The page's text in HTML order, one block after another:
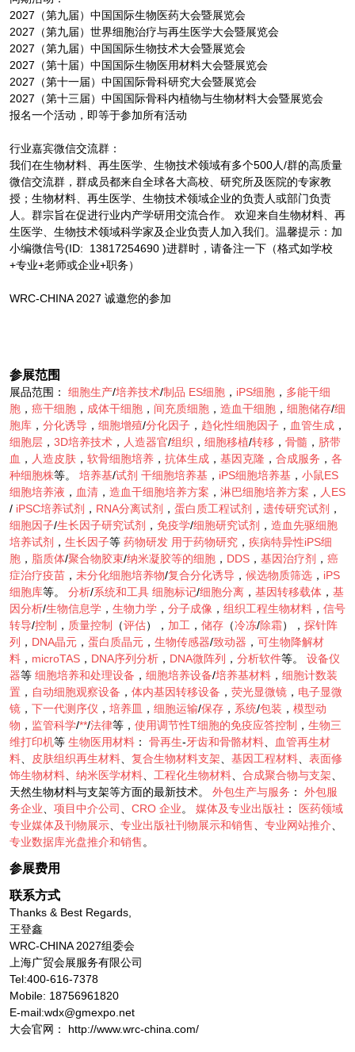
2027（第九届）中国国际生物医药大会暨展览会
2027（第九届）世界细胞治疗与再生医学大会暨展览会
2027（第九届）中国国际生物技术大会暨展览会
2027（第十届）中国国际生物医用材料大会暨展览会
2027（第十一届）中国国际骨科研究大会暨展览会
2027（第十三届）中国国际骨科内植物与生物材料大会暨展览会
报名一个活动，即等于参加所有活动
行业嘉宾微信交流群：
我们在生物材料、再生医学、生物技术领域有多个500人/群的高质量
微信交流群，群成员都来自全球各大高校、研究所及医院的专家教
授；生物材料、再生医学、生物技术领域企业的负责人或部门负责
人。群宗旨在促进行业内产学研用交流合作。 欢迎来自生物材料、再
生医学、生物技术领域科学家及企业负责人加入我们。温馨提示：加
小编微信号(ID: 13817254690 )进群时，请备注一下（格式如学校
+专业+老师或企业+职务）
WRC-CHINA 2027 诚邀您的参加
参展范围
展品范围： 细胞生产/培养技术/制品 ES细胞 ， iPS细胞 ， 多能干细
胞 ， 癌干细胞 ， 成体干细胞 ， 间充质细胞 ， 造血干细胞 ， 细胞储存/细
胞库 ， 分化诱导 ， 细胞增殖/分化因子 ， 趋化性细胞因子 ， 血管生成 ，
细胞层 ， 3D培养技术 ， 人造器官/组织 ， 细胞移植/转移 ， 骨髓 ， 脐带
血 ， 人造皮肤 ， 软骨细胞培养 ， 抗体生成 ， 基因克隆 ， 合成服务 ， 各
种细胞株等。 培养基/试剂 干细胞培养基 ， iPS细胞培养基 ， 小鼠ES
细胞培养液 ， 血清 ， 造血干细胞培养方案 ， 淋巴细胞培养方案 ， 人ES
/ iPSC培养试剂 ， RNA分离试剂 ， 蛋白质工程试剂 ， 遗传研究试剂 ，
细胞因子/生长因子研究试剂 ， 免疫学/细胞研究试剂 ， 造血先驱细胞
培养试剂 ， 生长因子等 药物研发 用于药物研究 ， 疾病特异性iPS细
胞 ， 脂质体/聚合物胶束/纳米凝胶等的细胞 ， DDS ， 基因治疗剂 ， 癌
症治疗疫苗 ， 未分化细胞培养物/复合分化诱导 ， 候选物质筛选 ， iPS
细胞库等。 分析/系统和工具 细胞标记/细胞分离 ， 基因转移载体 ， 基
因分析/生物信息学 ， 生物力学 ， 分子成像 ， 组织工程生物材料 ， 信号
转导/控制 ， 质量控制 （评估）， 加工 ， 储存 （冷冻/除霜）， 探针阵
列 ， DNA晶元 ， 蛋白质晶元 ， 生物传感器/致动器 ， 可生物降解材
料 ， microTAS ， DNA序列分析 ， DNA微阵列 ， 分析软件等。 设备仪
器等 细胞培养和处理设备 ， 细胞培养设备/培养基材料 ， 细胞计数装
置 ， 自动细胞观察设备 ， 体内基因转移设备 ， 荧光显微镜 ， 电子显微
镜 ， 下一代测序仪 ， 培养皿 ， 细胞运输/保存 ， 系统/包装 ， 模型动
物 ， 监管科学/**/法律等， 使用调节性T细胞的免疫应答控制 ， 生物三
维打印机等 生物医用材料 ： 骨再生-牙齿和骨骼材料
血管再生材
料
皮肤组织再生材料 复合生物材料支架 基因工程材料
表面修
饰生物材料
纳米医学材料 工程化生物材料 合成聚合物与支架
天然生物材料与支架等方面的最新技术。 外包生产与服务 ： 外包服
务企业
项目中介公司 CRO 企业。 媒体及专业出版社 ：
医药领域
专业媒体及刊物展示
专业出版社刊物展示和销售 专业网站推介
专业数据库光盘推介和销售。
参展费用
联系方式
Thanks & Best Regards,
王登鑫
WRC-CHINA 2027组委会
上海广贸会展服务有限公司
Tel:400-616-7378
Mobile: 18756961820
E-mail:wdx@gmexpo.net
大会官网： http://www.wrc-china.com/